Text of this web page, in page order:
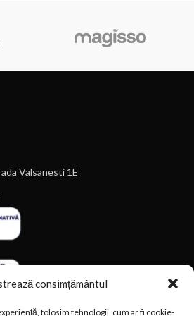
consimțământul
folosim tehnologii, cum ar fi cookie-
Valsanesti 1E